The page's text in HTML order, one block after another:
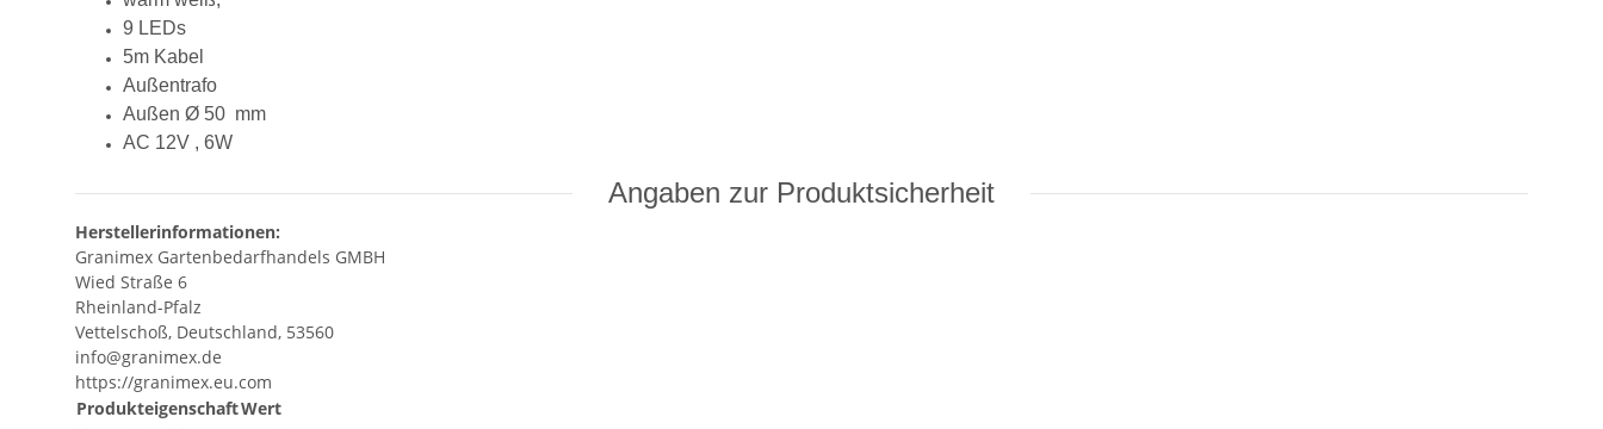
9 LEDs
5m Kabel
Außentrafo
Außen Ø 50 mm
AC 12V , 6W
Angaben zur Produktsicherheit
Herstellerinformationen:
Granimex Gartenbedarfhandels GMBH
Wied Straße 6
Rheinland-Pfalz
Vettelschoß, Deutschland, 53560
info@granimex.de
https://granimex.eu.com
ProdukteigenschaftWert